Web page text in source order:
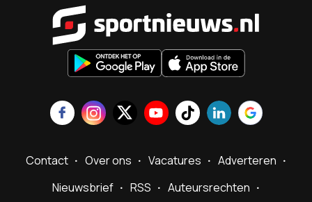
Contact Over ons Vacatures
Adverteren
Nieuwsbrief
RSS
Auteursrechten